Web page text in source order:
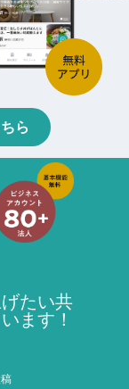
ら
たい共
ます！